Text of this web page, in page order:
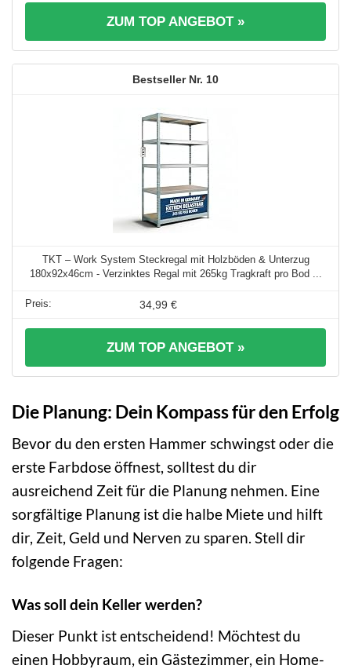
ZUM TOP ANGEBOT »
10
TKT – Work System Steckregal mit Holzböden & Unterzug
180x92x46cm - Verzinktes Regal mit 265kg Tragkraft pro Bod ...
34,99 €
ZUM TOP ANGEBOT »
Die Planung: Dein Kompass für den Erfolg
Bevor du den ersten Hammer schwingst oder die
erste Farbdose öffnest, solltest du dir
ausreichend Zeit für die Planung nehmen. Eine
sorgfältige Planung ist die halbe Miete und hilft
dir, Zeit, Geld und Nerven zu sparen. Stell dir
folgende Fragen:
Was soll dein Keller werden?
Dieser Punkt ist entscheidend! Möchtest du
einen Hobbyraum, ein Gästezimmer, ein Home-